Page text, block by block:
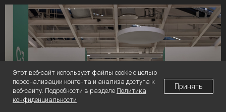
Этот веб-сайт использует файлы cookie с целью
персонализации контента и анализа доступа к
веб-сайту. Подробности в разделе Политика
конфиденциальности
Принять